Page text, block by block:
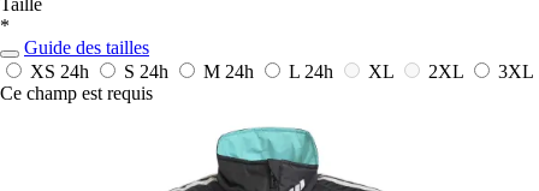
Taille
*
Guide des tailles
XS 24h S 24h M 24h L 24h XL 2XL
3XL
Ce champ est requis